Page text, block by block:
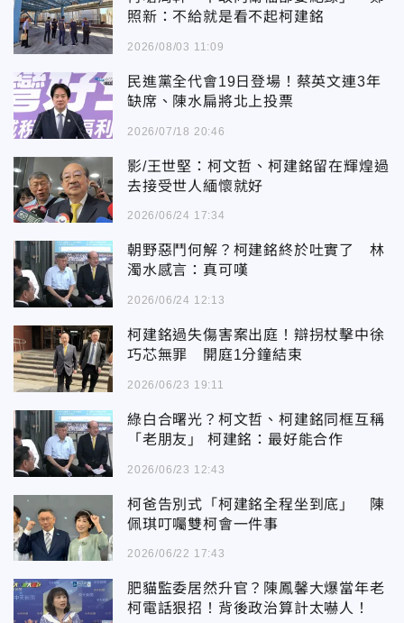
照新：不給就是看不起柯建銘
2026/08/03 11:09
民進黨全代會19日登場！蔡英文連3年
缺席、陳水扁將北上投票
2026/07/18 20:46
影/王世堅：柯文哲、柯建銘留在輝煌過
去接受世人緬懷就好
2026/06/24 17:34
朝野惡鬥何解？柯建銘終於吐實了 林
濁水感言：真可嘆
2026/06/24 12:13
柯建銘過失傷害案出庭！辯拐杖擊中徐
巧芯無罪 開庭1分鐘結束
2026/06/23 19:11
綠白合曙光？柯文哲、柯建銘同框互稱
「老朋友」 柯建銘：最好能合作
2026/06/23 12:43
柯爸告別式「柯建銘全程坐到底」 陳
佩琪叮囑雙柯會一件事
2026/06/22 17:43
肥貓監委居然升官？陳鳳馨大爆當年老
柯電話狠招！背後政治算計太嚇人！